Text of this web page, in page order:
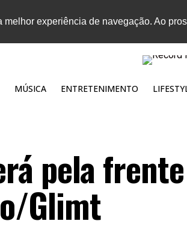
experiência de navegação. Ao
MÚSICA ENTRETENIMENTO
pela
Glimt